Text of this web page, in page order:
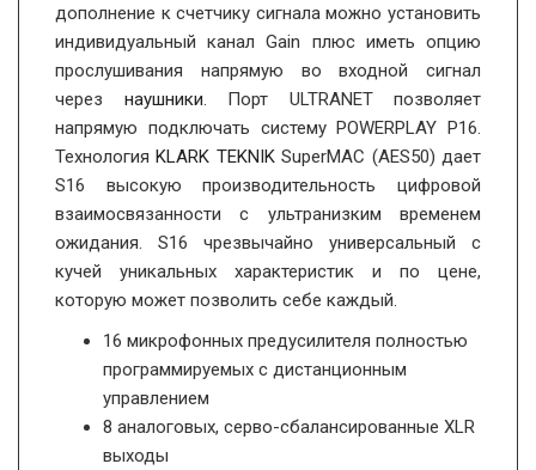
дополнение к счетчику сигнала можно установить
индивидуальный канал Gain плюс иметь опцию
прослушивания напрямую во входной сигнал
через наушники . Порт ULTRANET позволяет
напрямую подключать систему POWERPLAY P16.
ТехнологияKLARK TEKNIKSuperMAC (AES50) дает
S16 высокую производительность цифровой
взаимосвязанности с ультранизким временем
ожидания. S16 чрезвычайно универсальный с
кучей уникальных характеристик и по цене,
которую может позволить себе каждый.
16 микрофонных предусилителя полностью
программируемых с дистанционным
управлением
8 аналоговых, серво-сбалансированные XLR
выходы